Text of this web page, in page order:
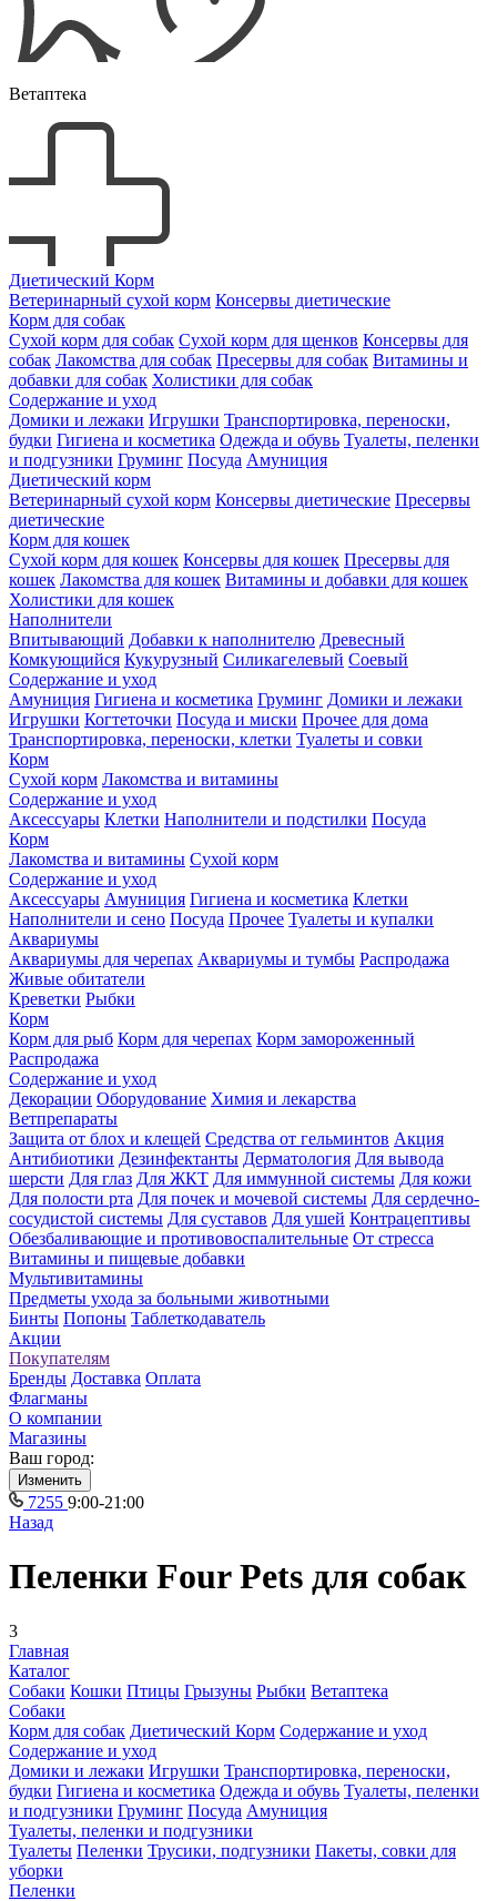
Ветаптека
Диетический Корм
Ветеринарный сухой корм Консервы диетические
Корм для собак
Сухой корм для собак Сухой корм для щенков Консервы для
собак Лакомства для собак Пресервы для собак Витамины и
добавки для собак Холистики для собак
Содержание и уход
Домики и лежаки Игрушки Транспортировка, переноски,
будки Гигиена и косметика Одежда и обувь Туалеты, пеленки
и подгузники Груминг Посуда Амуниция
Диетический корм
Ветеринарный сухой корм Консервы диетические Пресервы
диетические
Корм для кошек
Сухой корм для кошек Консервы для кошек Пресервы для
кошек Лакомства для кошек Витамины и добавки для кошек
Холистики для кошек
Наполнители
Впитывающий Добавки к наполнителю Древесный
Комкующийся Кукурузный Силикагелевый Соевый
Содержание и уход
Амуниция Гигиена и косметика Груминг Домики и лежаки
Игрушки Когтеточки Посуда и миски Прочее для дома
Транспортировка, переноски, клетки Туалеты и совки
Корм
Сухой корм Лакомства и витамины
Содержание и уход
Аксессуары Клетки Наполнители и подстилки Посуда
Корм
Лакомства и витамины Сухой корм
Содержание и уход
Аксессуары Амуниция Гигиена и косметика Клетки
Наполнители и сено Посуда Прочее Туалеты и купалки
Аквариумы
Аквариумы для черепах Аквариумы и тумбы Распродажа
Живые обитатели
Креветки Рыбки
Корм
Корм для рыб Корм для черепах Корм замороженный
Распродажа
Содержание и уход
Декорации Оборудование Химия и лекарства
Ветпрепараты
Защита от блох и клещей Средства от гельминтов Акция
Антибиотики Дезинфектанты Дерматология Для вывода
шерсти Для глаз Для ЖКТ Для иммунной системы Для кожи
Для полости рта Для почек и мочевой системы Для сердечно-
сосудистой системы Для суставов Для ушей Контрацептивы
Обезбаливающие и противовоспалительные От стресса
Витамины и пищевые добавки
Мультивитамины
Предметы ухода за больными животными
Бинты Попоны Таблеткодаватель
Акции
Покупателям
Бренды Доставка Оплата
Флагманы
О компании
Магазины
Ваш город:
Изменить
7255 9:00-21:00
Назад
Пеленки Four Pets для собак
3
Главная
Каталог
Собаки Кошки Птицы Грызуны Рыбки Ветаптека
Собаки
Корм для собак Диетический Корм Содержание и уход
Содержание и уход
Домики и лежаки Игрушки Транспортировка, переноски,
будки Гигиена и косметика Одежда и обувь Туалеты, пеленки
и подгузники Груминг Посуда Амуниция
Туалеты, пеленки и подгузники
Туалеты Пеленки Трусики, подгузники Пакеты, совки для
уборки
Пеленки